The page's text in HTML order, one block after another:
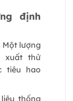
định
Một lượng
xuất thử
tiêu hao
thống